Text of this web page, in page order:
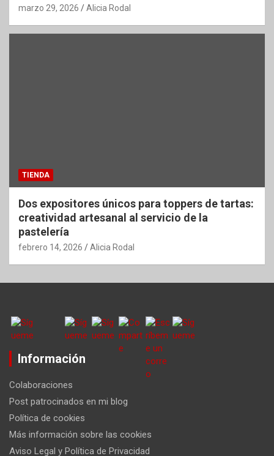
marzo 29, 2026 Alicia Rodal
TIENDA
Dos expositores únicos para toppers de tartas:
creatividad artesanal al servicio de la
pastelería
febrero 14, 2026 Alicia Rodal
Información
Colaboraciones
Post patrocinados en mi blog
Política de cookies
Más información sobre las cookies
Aviso Legal y Política de Privacidad